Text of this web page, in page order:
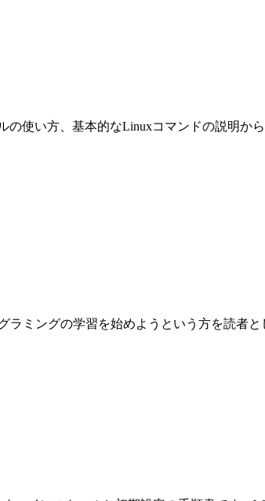
使い方、基本的なLinuxコマンドの説明か
ミングの学習を始めようという方を読者と